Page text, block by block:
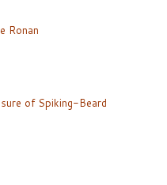
Ronan
of Spiking-Beard